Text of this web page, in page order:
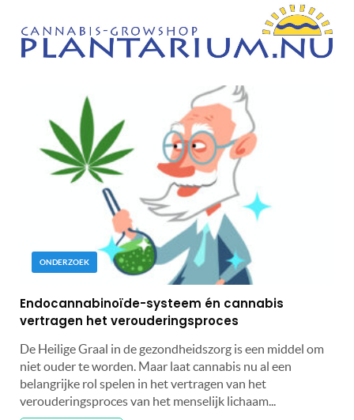
ONDERZOEK
Endocannabinoïde-systeem én cannabis
vertragen het verouderingsproces
De Heilige Graal in de gezondheidszorg is een middel om
niet ouder te worden. Maar laat cannabis nu al een
belangrijke rol spelen in het vertragen van het
verouderingsproces van het menselijk lichaam...